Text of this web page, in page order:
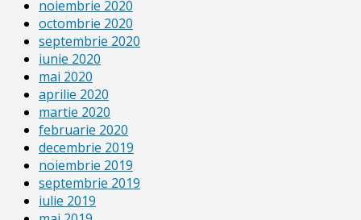
noiembrie 2020
octombrie 2020
septembrie 2020
iunie 2020
mai 2020
aprilie 2020
martie 2020
februarie 2020
decembrie 2019
noiembrie 2019
septembrie 2019
iulie 2019